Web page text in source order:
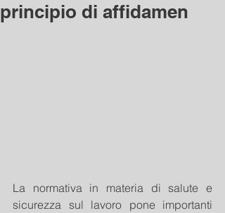
principio di affidamen
La normativa in materia di salute e
sicurezza sul lavoro pone importanti